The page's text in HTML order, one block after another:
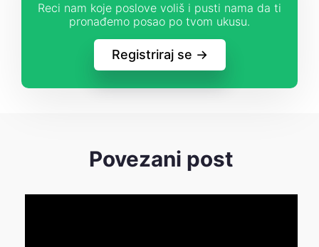
Reci nam koje poslove voliš i pusti nama da ti
pronađemo posao po tvom ukusu.
Registriraj se ->
Povezani post